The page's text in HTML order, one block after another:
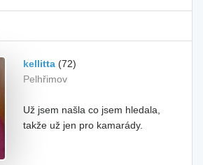
kellitta (72)
Pelhřimov
Už jsem našla co jsem hledala,
takže už jen pro kamarády.